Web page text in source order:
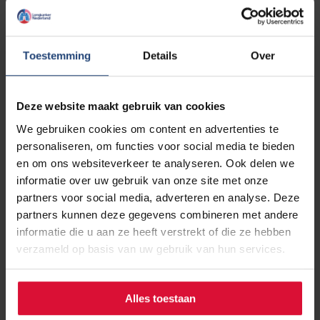
Toestemming Details Over
Deze website maakt gebruik van cookies
We gebruiken cookies om content en advertenties te
personaliseren, om functies voor social media te bieden
en om ons websiteverkeer te analyseren. Ook delen we
informatie over uw gebruik van onze site met onze
partners voor social media, adverteren en analyse. Deze
partners kunnen deze gegevens combineren met andere
informatie die u aan ze heeft verstrekt of die ze hebben
verzameld op basis van uw gebruik van hun services.
Alles toestaan
diabetes. Cardioloog Angela Maas noemde roken de
meest destructieve risicofactor in haar vakgebied.
Diana Monissen, voormalig Directeur Generaal van het
ministerie van Volksgezondheid en momenteel bestuurder
van het Prinses Maxima centrum voor kinderoncologie,
voegde toe dat de economische gevolgen voor de
maatschappij ook enorm zijn. Zo groot dat de accijns die
op sigaretten zit deze gevolgen niet compenseert.
Kortom, verhoog de prijs van een pakje sigaretten.